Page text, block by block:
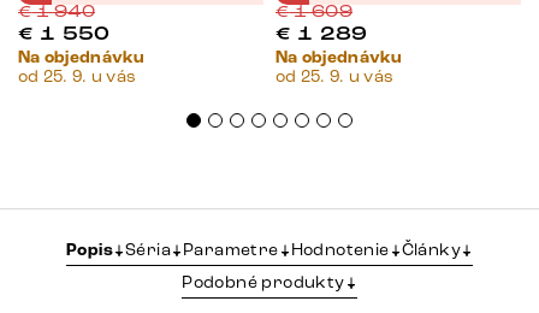
€1 940
€ 1 550
Na objednávku
od 25. 9. u vás
€1 609
€ 1 289
Na objednávku
od 25. 9. u vás
Popis Séria Parametre Hodnotenie
Články
Podobné produkty